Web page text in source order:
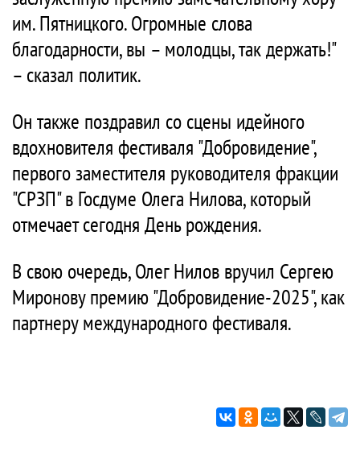
им. Пятницкого. Огромные слова
благодарности, вы – молодцы, так держать!"
– сказал политик.
Он также поздравил со сцены идейного
вдохновителя фестиваля "Добровидение",
первого заместителя руководителя фракции
"СРЗП" в Госдуме Олега Нилова, который
отмечает сегодня День рождения.
В свою очередь, Олег Нилов вручил Сергею
Миронову премию "Добровидение-2025", как
партнеру международного фестиваля.